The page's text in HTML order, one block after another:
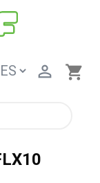
shopping_cart
